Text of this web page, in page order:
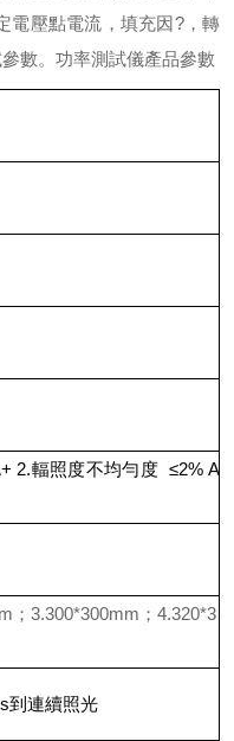
電壓點電流，填充因?，轉
數。 功率測試儀產品參數
2.輻照度不均勻度 ≤2% A
； 3.300*300mm ； 4.320*3
到連續照光